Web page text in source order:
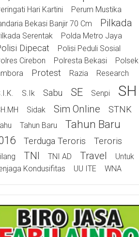
Hari Kartini
Perum Mustika
Bekasi Banjir 70 Cm
Pilkada
Serentak Polda Metro Jaya
Dipecat
Polisi Peduli Sosial
Cirebon
Polresta Bekasi
Polsek
Protest Razia Research
S.Ik Sabu SE Senpi SH
Sidak Sim Online STNK
Tahun Baru
Tahun Baru
Terduga Teroris Teroris
TNI TNI AD Travel
Untuk
Kondusifitas
UU ITE WNA